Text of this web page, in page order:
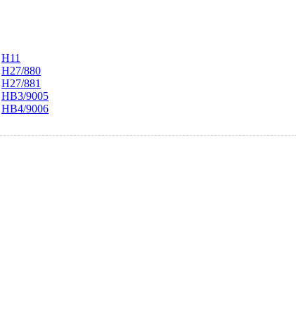
H11
H27/880
H27/881
HB3/9005
HB4/9006